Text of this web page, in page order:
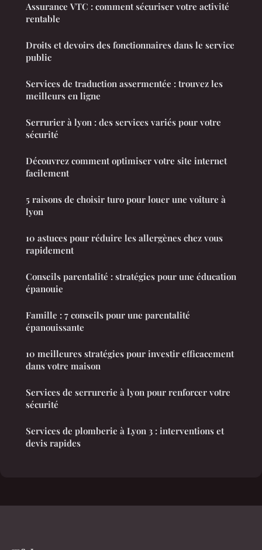
Assurance VTC : comment sécuriser votre activité
rentable
Droits et devoirs des fonctionnaires dans le service
public
Services de traduction assermentée : trouvez les
meilleurs en ligne
Serrurier à lyon : des services variés pour votre
sécurité
Découvrez comment optimiser votre site internet
facilement
5 raisons de choisir turo pour louer une voiture à
lyon
10 astuces pour réduire les allergènes chez vous
rapidement
Conseils parentalité : stratégies pour une éducation
épanouie
Famille : 7 conseils pour une parentalité
épanouissante
10 meilleures stratégies pour investir efficacement
dans votre maison
Services de serrurerie à lyon pour renforcer votre
sécurité
Services de plomberie à Lyon 3 : interventions et
devis rapides